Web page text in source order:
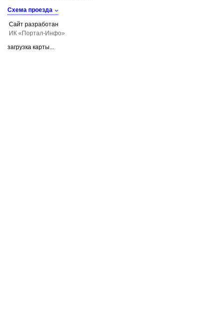
Схема проезда
Сайт разработан
ИК «Портал-Инфо»
загрузка карты...